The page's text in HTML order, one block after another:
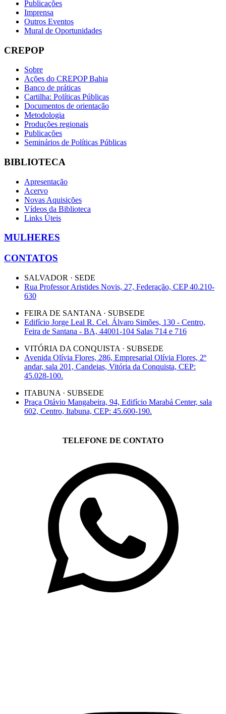
Publicações
Imprensa
Outros Eventos
Mural de Oportunidades
CREPOP
Sobre
Ações do CREPOP Bahia
Banco de práticas
Cartilha: Políticas Públicas
Documentos de orientação
Metodologia
Produções regionais
Publicações
Seminários de Políticas Públicas
BIBLIOTECA
Apresentação
Acervo
Novas Aquisições
Vídeos da Biblioteca
Links Úteis
MULHERES
CONTATOS
SALVADOR · SEDE
Rua Professor Aristides Novis, 27, Federação, CEP 40.210-
630
FEIRA DE SANTANA · SUBSEDE
Edifício Jorge Leal R. Cel. Álvaro Simões, 130 - Centro,
Feira de Santana - BA, 44001-104 Salas 714 e 716
VITÓRIA DA CONQUISTA · SUBSEDE
Avenida Olívia Flores, 286, Empresarial Olívia Flores, 2º
andar, sala 201, Candeias, Vitória da Conquista, CEP:
45.028-100.
ITABUNA · SUBSEDE
Praça Otávio Mangabeira, 94, Edifício Marabá Center, sala
602, Centro, Itabuna, CEP: 45.600-190.
TELEFONE DE CONTATO